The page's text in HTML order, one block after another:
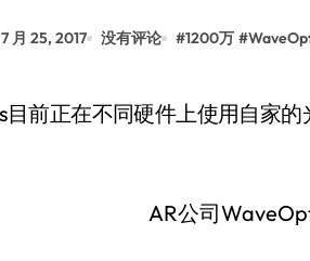
7 月 25, 2017 没有评论 #1200万 #